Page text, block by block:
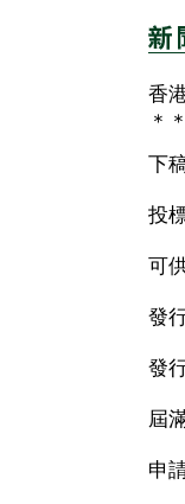
香
＊
下
可